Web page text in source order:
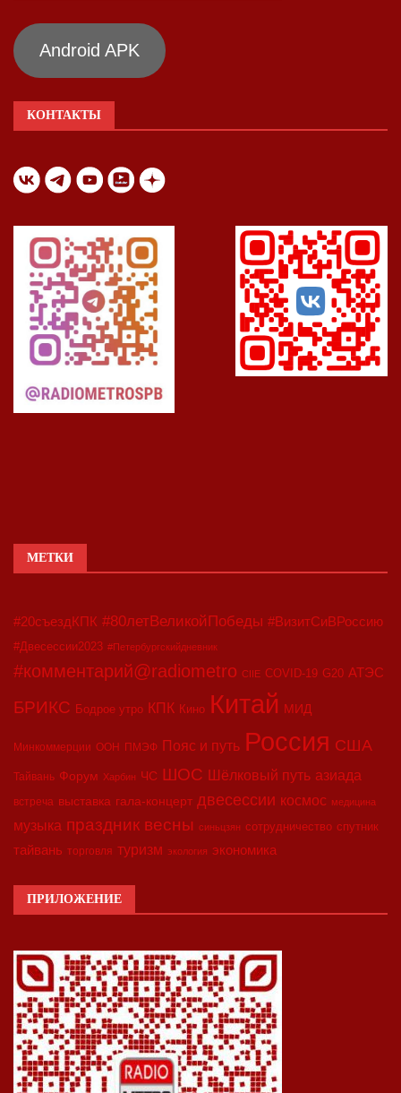
Android APK
КОНТАКТЫ
МЕТКИ
#20съездКПК #80летВеликойПобеды #ВизитСиВРоссию
#Двесессии2023 #Петербургскийдневник
#комментарий@radiometro CIIE COVID-19 G20 АТЭС
БРИКС Бодрое утро КПК Кино Китай МИД
Минкоммерции ООН ПМЭФ Пояс и путь Россия США
Тайвань Форум Харбин ЧС ШОС Шёлковый путь азиада
встреча выставка гала-концерт двесессии космос медицина
музыка праздник весны синьцзян сотрудничество спутник
тайвань торговля туризм экология экономика
ПРИЛОЖЕНИЕ